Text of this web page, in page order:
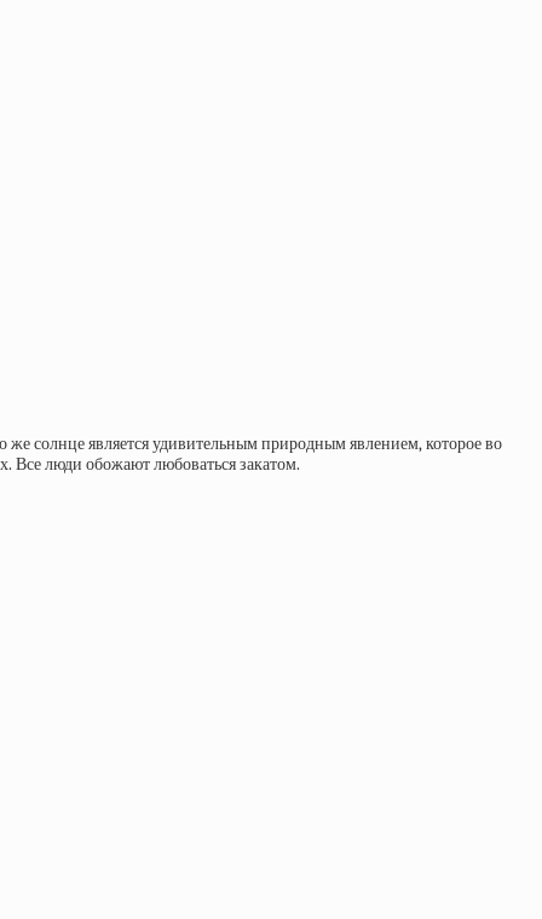
же солнце является удивительным природным явлением, которое во
Все люди обожают любоваться закатом.